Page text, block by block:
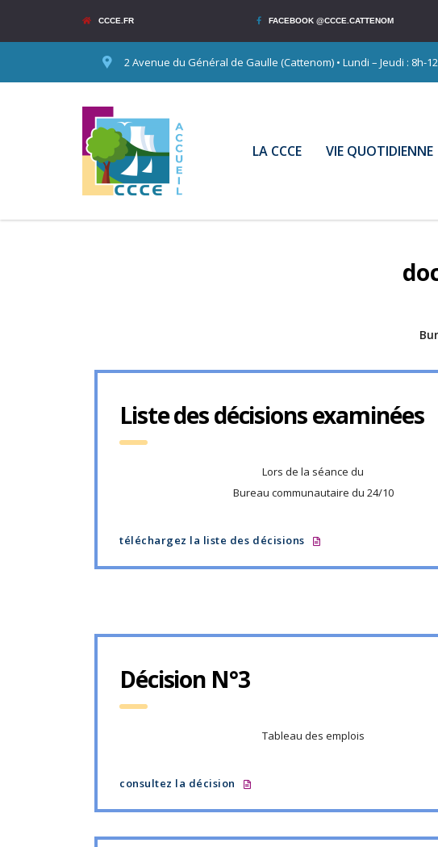
CCCE.FR FACEBOOK @CCCE.CATTENOM
2 Avenue du Général de Gaulle (Cattenom) • Lundi – Jeudi : 8h-
LA CCCE VIE QUOTIDIENNE
Liste des décisions examinées
Lors de la séance du
Bureau communautaire du 24/10
téléchargez la liste des décisions
Décision N°3
Tableau des emplois
consultez la décision